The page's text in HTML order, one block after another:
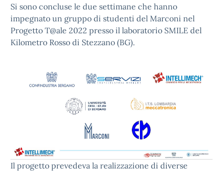
Si sono concluse le due settimane che hanno
impegnato un gruppo di studenti del Marconi nel
Progetto T@ale 2022 presso il laboratorio SMILE del
Kilometro Rosso di Stezzano (BG).
Il progetto prevedeva la realizzazione di diverse